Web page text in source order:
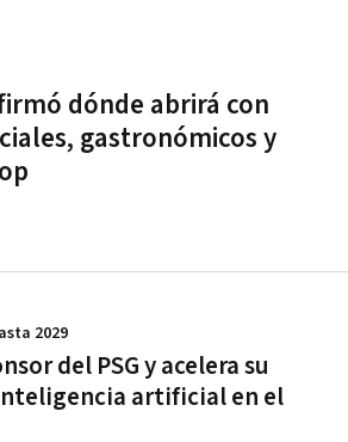
dónde abrirá con
gastronómicos y
del PSG y acelera su
artificial en el
2029